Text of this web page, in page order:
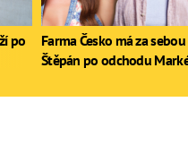
po
Farma Česko má za
Štěpán po odchodu